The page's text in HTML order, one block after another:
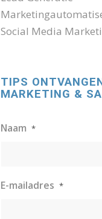
Social Media
TIPS
MARKETING &
Naam *
E-mailadres *